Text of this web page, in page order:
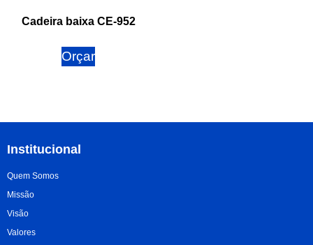
Cadeira baixa CE-952
Orçar
Institucional
Quem Somos
Missão
Visão
Valores